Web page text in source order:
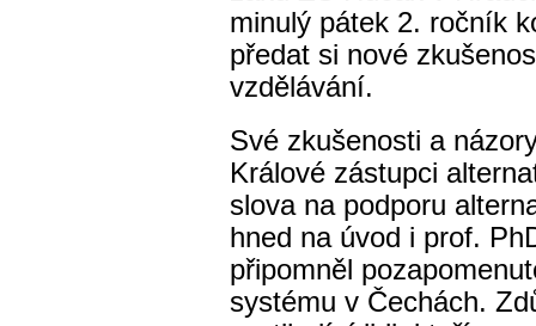
minulý pátek 2. ročník
předat si nové
vzdělávání.
Své zkušenosti a
Králové zástupci
slova na podporu
hned na úvod i prof.
připomněl
systému v Čechách.